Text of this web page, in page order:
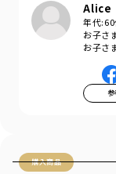
Alice
年代:
お子さ
お子さ
参
購入商品